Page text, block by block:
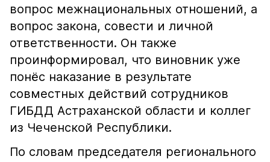
вопрос межнациональных отношений, а
вопрос закона, совести и личной
ответственности. Он также
проинформировал, что виновник уже
понёс наказание в результате
совместных действий сотрудников
ГИБДД Астраханской области и коллег
из Чеченской Республики.
По словам председателя регионального